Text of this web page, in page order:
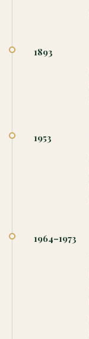
1893
1953
1964–1973